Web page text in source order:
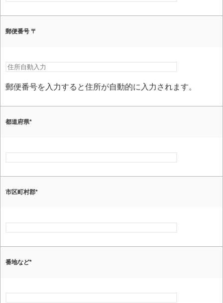
郵便番号 〒
郵便番号を入力すると住所が自動的に入力されます。
都道府県*
市区町村郡*
番地など*